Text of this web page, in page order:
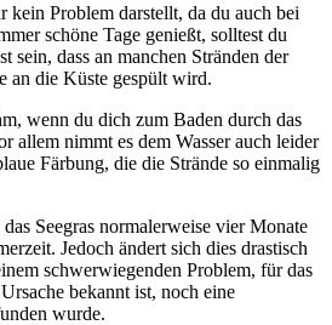
kein Problem darstellt, da du auch bei
schöne Tage genießt, solltest du
sein, dass an manchen Stränden der
an die Küste gespült wird.
wenn du dich zum Baden durch das
allem nimmt es dem Wasser auch leider
Färbung, die die Strände so einmalig
Seegras normalerweise vier Monate
Jedoch ändert sich dies drastisch
schwerwiegenden Problem, für das
bekannt ist, noch eine
wurde.